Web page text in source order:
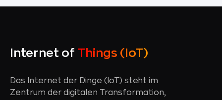
Internet of Things (IoT)
Das Internet der Dinge (IoT) steht im
Zentrum der digitalen Transformation,